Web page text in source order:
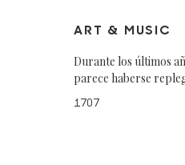
ART & MUSIC
Durante los últimos
parece haberse
1707